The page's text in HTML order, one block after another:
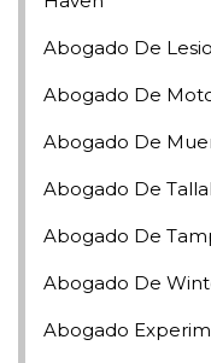
Abogado De
Abogado De
Abogado De
Abogado De
Abogado De
Abogado De
Abogado